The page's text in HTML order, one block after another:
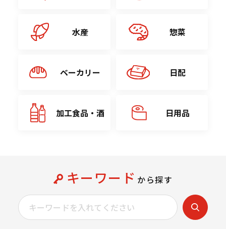
水産 惣菜
ベーカリー 日配
加工食品・酒 日用品
キーワード から探す